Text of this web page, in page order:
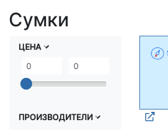
Сумки
ЦЕНА
ПРОИЗВОДИТЕЛИ